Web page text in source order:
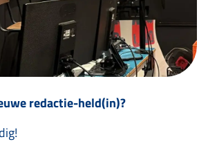
redactie-held(in)?